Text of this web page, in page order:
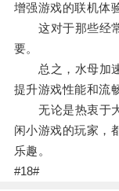
增强游戏的联机体
这对于那些经常
要。
总之，水母加速
提升游戏性能和流
无论是热衷于大
闲小游戏的玩家，
乐趣。
#18#